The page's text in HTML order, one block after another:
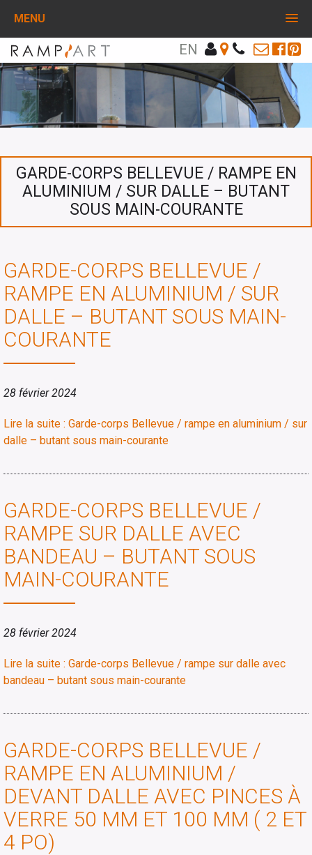
MENU
EN
GARDE-CORPS BELLEVUE / RAMPE EN
ALUMINIUM / SUR DALLE – BUTANT
SOUS MAIN-COURANTE
GARDE-CORPS BELLEVUE /
RAMPE EN ALUMINIUM / SUR
DALLE – BUTANT SOUS MAIN-
COURANTE
28 février 2024
Lire la suite : Garde-corps Bellevue / rampe en aluminium / sur
dalle – butant sous main-courante
GARDE-CORPS BELLEVUE /
RAMPE SUR DALLE AVEC
BANDEAU – BUTANT SOUS
MAIN-COURANTE
28 février 2024
Lire la suite : Garde-corps Bellevue / rampe sur dalle avec
bandeau – butant sous main-courante
GARDE-CORPS BELLEVUE /
RAMPE EN ALUMINIUM /
DEVANT DALLE AVEC PINCES À
VERRE 50 MM ET 100 MM ( 2 ET
4 PO)